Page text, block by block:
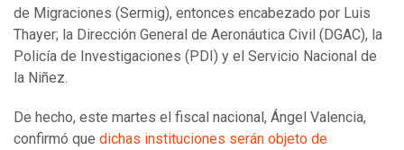
de Migraciones (Sermig), entonces encabezado por Luis
Thayer; la Dirección General de Aeronáutica Civil (DGAC), la
Policía de Investigaciones (PDI) y el Servicio Nacional de
la Niñez.
De hecho, este martes el fiscal nacional, Ángel Valencia,
confirmó que dichas instituciones serán objeto de